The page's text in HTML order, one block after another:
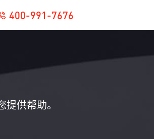
400-991-7676
供帮助。